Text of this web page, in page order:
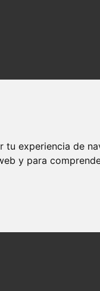
experiencia de
y para